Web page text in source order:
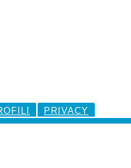
PRIVACY